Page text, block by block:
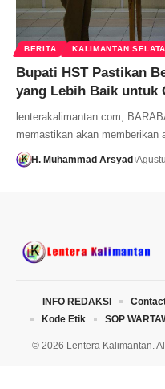
BERITA KALIMANTAN
Bupati HST Pastikan
yang Lebih Baik untuk
lenterakalimantan.com,
memastikan akan memberikan
H. Muhammad Arsyad
© 2026 Lentera Kalimantan.
INFO REDAKSI
Kode Etik
SOP